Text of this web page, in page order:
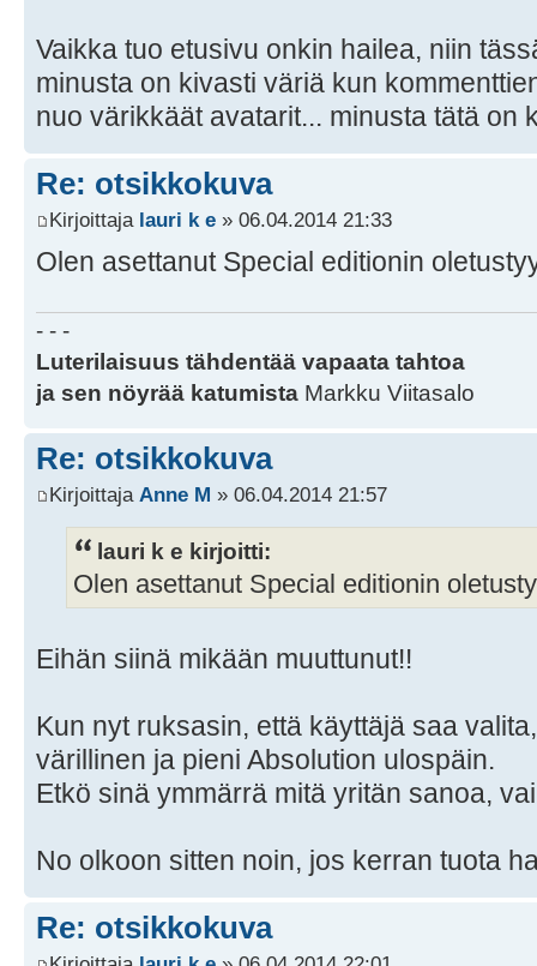
Vaikka tuo etusivu onkin hailea, niin
minusta on kivasti väriä kun
nuo värikkäät avatarit... minusta tätä on
Re: otsikkokuva
Kirjoittaja lauri k e » 06.04.2014 21:33
Olen asettanut Special editionin
- - -
Luterilaisuus tähdentää vapaata tahtoa
ja sen nöyrää katumista Markku Viitasalo
Re: otsikkokuva
Kirjoittaja Anne M » 06.04.2014 21:57
lauri k e kirjoitti:
Olen asettanut Special editionin
Eihän siinä mikään muuttunut!!
Kun nyt ruksasin, että käyttäjä saa
värillinen ja pieni Absolution ulospäin.
Etkö sinä ymmärrä mitä yritän sanoa,
No olkoon sitten noin, jos kerran tuota
Re: otsikkokuva